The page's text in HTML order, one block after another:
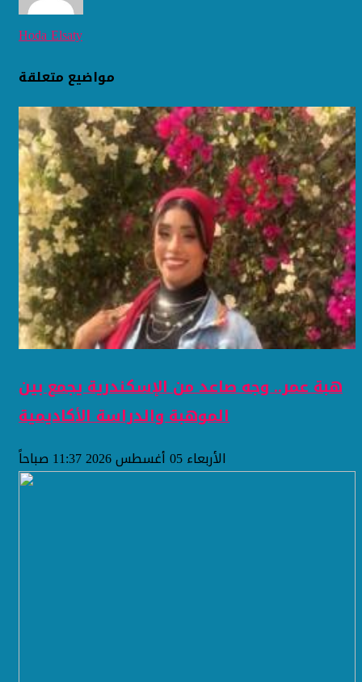
Hoda Elsaty
مواضيع متعلقة
هبة عمر.. وجه صاعد من الإسكندرية يجمع بين
الموهبة والدراسة الأكاديمية
الأربعاء 05 أغسطس 2026 11:37 صباحاً